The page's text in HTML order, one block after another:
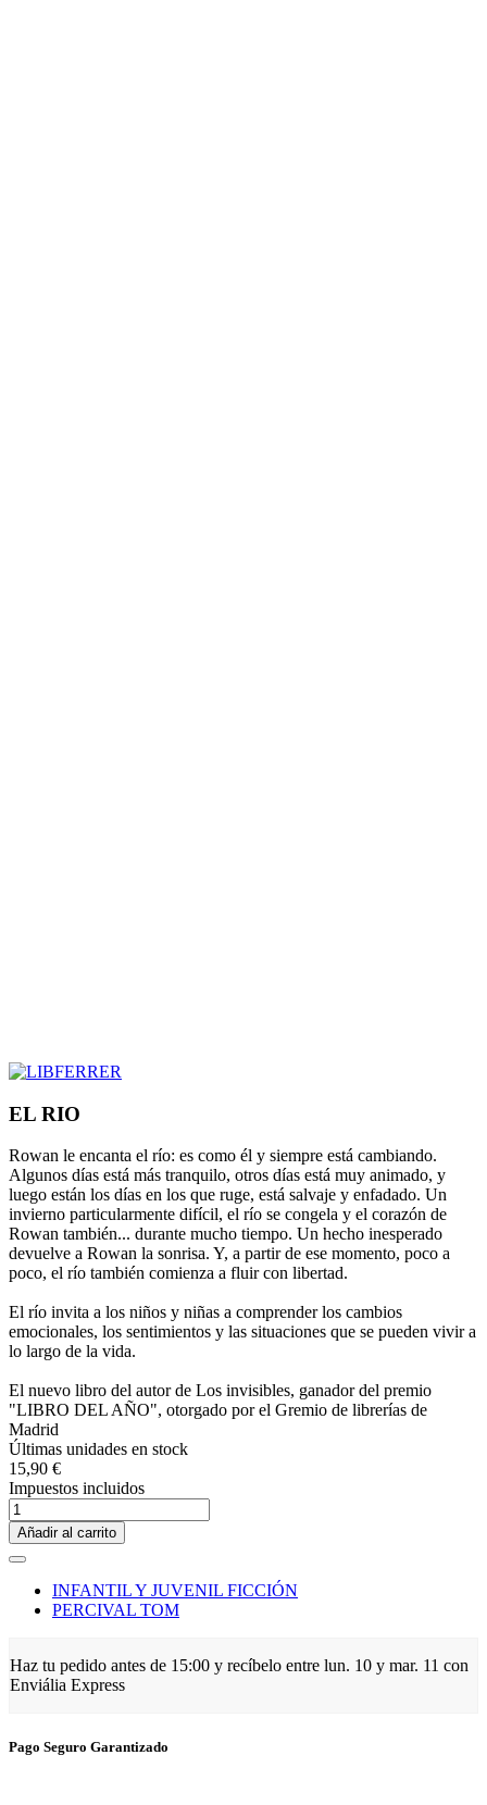
EL RIO
Rowan le encanta el río: es como él y siempre está cambiando.
Algunos días está más tranquilo, otros días está muy animado, y
luego están los días en los que ruge, está salvaje y enfadado. Un
invierno particularmente difícil, el río se congela y el corazón de
Rowan también... durante mucho tiempo. Un hecho inesperado
devuelve a Rowan la sonrisa. Y, a partir de ese momento, poco a
poco, el río también comienza a fluir con libertad.
El río invita a los niños y niñas a comprender los cambios
emocionales, los sentimientos y las situaciones que se pueden vivir a
lo largo de la vida.
El nuevo libro del autor de Los invisibles, ganador del premio
"LIBRO DEL AÑO", otorgado por el Gremio de librerías de
Madrid
Últimas unidades en stock
15,90 €
Impuestos incluidos
Añadir al carrito
INFANTIL Y JUVENIL FICCIÓN
PERCIVAL TOM
Haz tu pedido antes de 15:00 y recíbelo entre lun. 10 y mar. 11 con
Enviália Express
Pago Seguro Garantizado